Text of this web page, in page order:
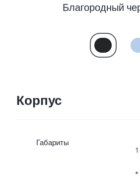
Благородный
Корпус
Габариты
*